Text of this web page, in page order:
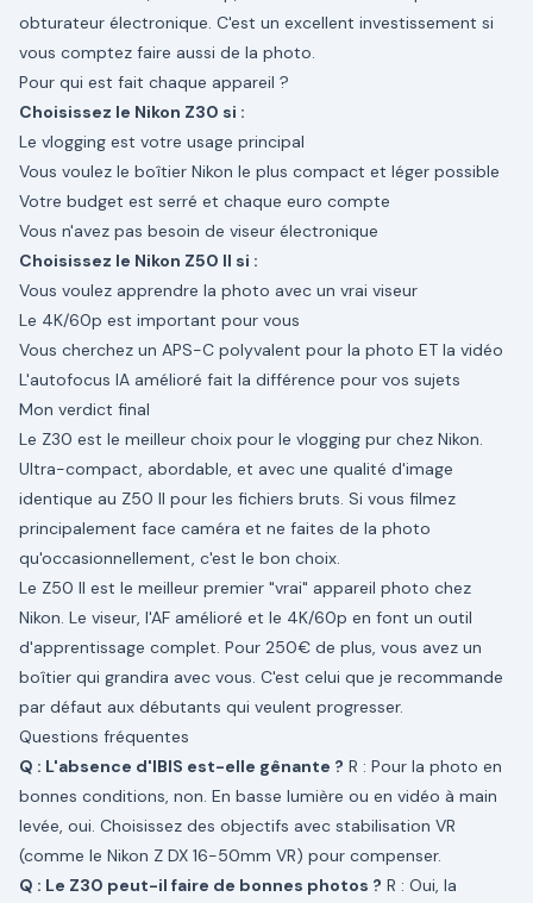
obturateur électronique. C'est un excellent investissement si
vous comptez faire aussi de la photo.
Pour qui est fait chaque appareil ?
Choisissez le Nikon Z30 si :
Le vlogging est votre usage principal
Vous voulez le boîtier Nikon le plus compact et léger possible
Votre budget est serré et chaque euro compte
Vous n'avez pas besoin de viseur électronique
Choisissez le Nikon Z50 II si :
Vous voulez apprendre la photo avec un vrai viseur
Le 4K/60p est important pour vous
Vous cherchez un APS-C polyvalent pour la photo ET la vidéo
L'autofocus IA amélioré fait la différence pour vos sujets
Mon verdict final
Le Z30 est le meilleur choix pour le vlogging pur chez Nikon.
Ultra-compact, abordable, et avec une qualité d'image
identique au Z50 II pour les fichiers bruts. Si vous filmez
principalement face caméra et ne faites de la photo
qu'occasionnellement, c'est le bon choix.
Le Z50 II est le meilleur premier "vrai" appareil photo chez
Nikon. Le viseur, l'AF amélioré et le 4K/60p en font un outil
d'apprentissage complet. Pour 250€ de plus, vous avez un
boîtier qui grandira avec vous. C'est celui que je recommande
par défaut aux débutants qui veulent progresser.
Questions fréquentes
Q : L'absence d'IBIS est-elle gênante ? R : Pour la photo en
bonnes conditions, non. En basse lumière ou en vidéo à main
levée, oui. Choisissez des objectifs avec stabilisation VR
(comme le Nikon Z DX 16-50mm VR) pour compenser.
Q : Le Z30 peut-il faire de bonnes photos ? R : Oui, la